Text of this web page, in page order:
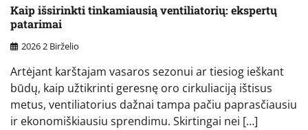
Kaip išsirinkti tinkamiausią ventiliatorių: ekspertų
patarimai
2026 2 Birželio
Artėjant karštajam vasaros sezonui ar tiesiog ieškant
būdų, kaip užtikrinti geresnę oro cirkuliaciją ištisus
metus, ventiliatorius dažnai tampa pačiu paprasčiausiu
ir ekonomiškiausiu sprendimu. Skirtingai nei […]